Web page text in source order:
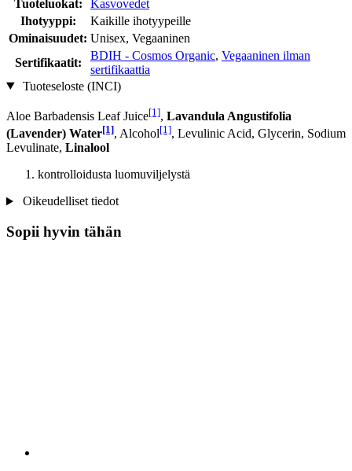
Tuoteluokat:
Kasvovedet
Ihotyyppi:
Kaikille ihotyypeille
Ominaisuudet: Unisex, Vegaaninen
Sertifikaatit:
BDIH - Cosmos Organic, Vegaaninen ilman
sertifikaattia
Tuoteseloste (INCI)
Aloe Barbadensis Leaf Juice[1], Lavandula Angustifolia
(Lavender) Water[1], Alcohol[1], Levulinic Acid, Glycerin, Sodium
Levulinate, Linalool
kontrolloidusta luomuviljelystä
Oikeudelliset tiedot
Sopii hyvin tähän